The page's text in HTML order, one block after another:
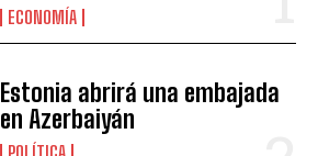
ECONOMÍA
Estonia abrirá una embajada
en Azerbaiyán